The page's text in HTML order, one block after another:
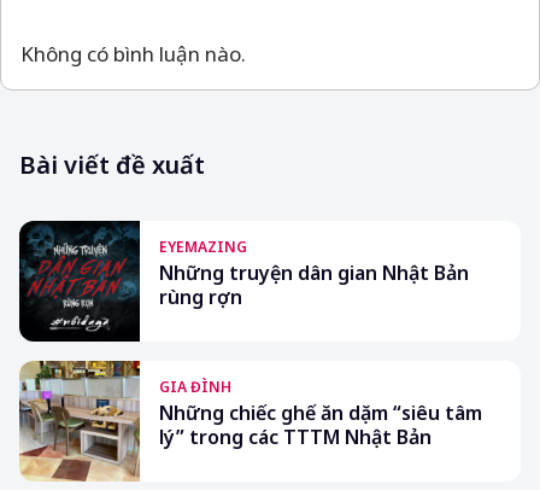
Không có bình luận nào.
Bài viết đề xuất
EYEMAZING
Những truyện dân gian Nhật Bản
rùng rợn
GIA ĐÌNH
Những chiếc ghế ăn dặm “siêu tâm
lý” trong các TTTM Nhật Bản